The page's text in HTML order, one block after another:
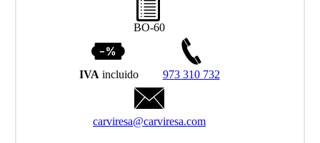
BO-60
IVA incluido 973 310 732
carviresa@carviresa.com